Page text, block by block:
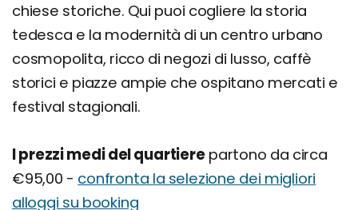
chiese storiche. Qui puoi cogliere la storia
tedesca e la modernità di un centro urbano
cosmopolita, ricco di negozi di lusso, caffè
storici e piazze ampie che ospitano mercati e
festival stagionali.
I prezzi medi del quartierepartono da circa
€95,00 - confronta la selezione dei migliori
alloggi su booking